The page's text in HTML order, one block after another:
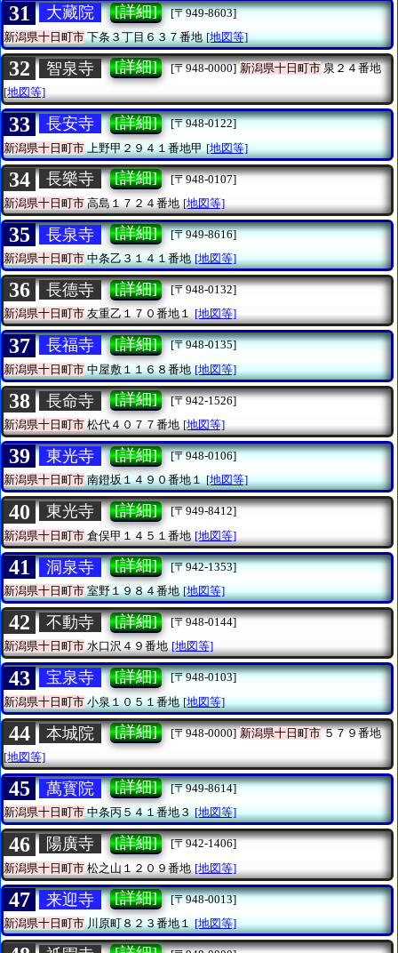
31 大藏院 [詳細]
[〒949-8603]
新潟県十日町市下条３丁目６３７番地 [地図等]
32 智泉寺 [詳細] [〒948-0000] 新潟県十日町市泉２４番地
[地図等]
33 長安寺 [詳細]
[〒948-0122]
新潟県十日町市上野甲２９４１番地甲 [地図等]
34 長樂寺 [詳細]
[〒948-0107]
新潟県十日町市 高島１７２４番地 [地図等]
35 長泉寺 [詳細]
[〒949-8616]
新潟県十日町市中条乙３１４１番地 [地図等]
36 長德寺 [詳細]
[〒948-0132]
新潟県十日町市友重乙１７０番地１ [地図等]
37 長福寺 [詳細]
[〒948-0135]
新潟県十日町市中屋敷１１６８番地 [地図等]
38 長命寺 [詳細]
[〒942-1526]
新潟県十日町市松代４０７７番地 [地図等]
39 東光寺 [詳細]
[〒948-0106]
新潟県十日町市南鐙坂１４９０番地１ [地図等]
40 東光寺 [詳細]
[〒949-8412]
新潟県十日町市 倉俣甲１４５１番地 [地図等]
41 洞泉寺 [詳細]
[〒942-1353]
新潟県十日町市室野１９８４番地 [地図等]
42 不動寺 [詳細]
[〒948-0144]
新潟県十日町市水口沢４９番地 [地図等]
43 宝泉寺 [詳細]
[〒948-0103]
新潟県十日町市小泉１０５１番地 [地図等]
44 本城院 [詳細] [〒948-0000] 新潟県十日町市５７９番地
[地図等]
45 萬寳院 [詳細]
[〒949-8614]
新潟県十日町市中条丙５４１番地３ [地図等]
46 陽廣寺 [詳細]
[〒942-1406]
新潟県十日町市 松之山１２０９番地 [地図等]
47 来迎寺 [詳細]
[〒948-0013]
新潟県十日町市川原町８２３番地１ [地図等]